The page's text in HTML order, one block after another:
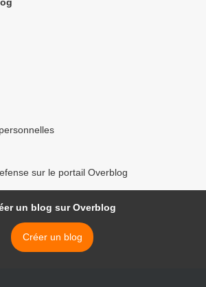
sur le portail Overblog
un blog sur Overblog
Créer un blog